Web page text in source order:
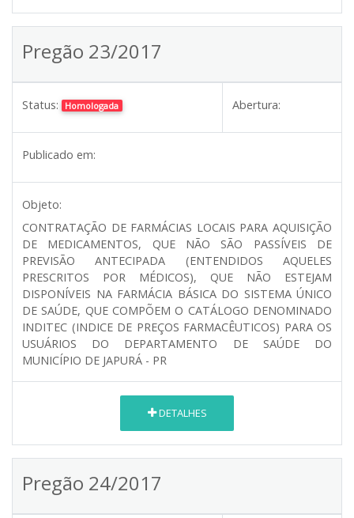
Pregão 23/2017
Status: Homologada Abertura:
Publicado em:
Objeto:
CONTRATAÇÃO DE FARMÁCIAS LOCAIS PARA AQUISIÇÃO
DE MEDICAMENTOS, QUE NÃO SÃO PASSÍVEIS DE
PREVISÃO ANTECIPADA (ENTENDIDOS AQUELES
PRESCRITOS POR MÉDICOS), QUE NÃO ESTEJAM
DISPONÍVEIS NA FARMÁCIA BÁSICA DO SISTEMA ÚNICO
DE SAÚDE, QUE COMPÕEM O CATÁLOGO DENOMINADO
INDITEC (INDICE DE PREÇOS FARMACÊUTICOS) PARA OS
USUÁRIOS DO DEPARTAMENTO DE SAÚDE DO
MUNICÍPIO DE JAPURÁ - PR
DETALHES
Pregão 24/2017